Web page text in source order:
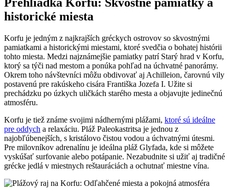
historické miesta
Korfu je jedným z najkrajších gréckych ostrovov so skvostnými
pamiatkami a historickými miestami, ktoré svedčia o bohatej histórii
tohto miesta. Medzi najznámejšie pamiatky patrí Starý hrad v Korfu,
ktorý sa týči nad mestom a ponúka pohľad na úchvatné panorámy.
Okrem toho návštevníci môžu obdivovať aj Achilleion, čarovnú vily
postavenú pre rakúskeho cisára Františka Jozefa I. Užite si
prechádzku po úzkych uličkách starého mesta a objavujte jedinečnú
atmosféru.
Korfu je tiež známe svojimi nádhernými plážami, ktoré sú ideálne
pre oddych a relaxáciu. Pláž Paleokastritsa je jednou z
najobľúbenejších, s kristálovo čistou vodou a úchvatnými útesmi.
Pre milovníkov adrenalínu je ideálna pláž Glyfada, kde si môžete
vyskúšať surfovanie alebo potápanie. Nezabudnite si užiť aj tradičné
grécke jedlá v miestnych reštauráciách a ochutnať miestne vína.